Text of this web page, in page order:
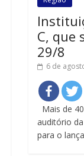
C, que
29/8
6 de
Mais de
auditório
para o